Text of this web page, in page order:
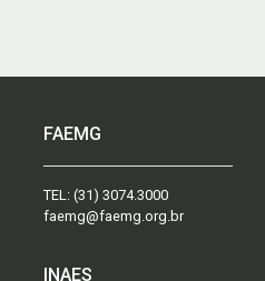
FAEMG
TEL: (31) 3074.3000
faemg@faemg.org.br
INAES